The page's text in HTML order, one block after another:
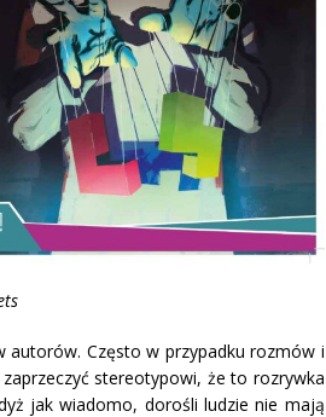
autorów. Często w przypadku rozmów i
stereotypowi, że to rozrywka
jak wiadomo, dorośli ludzie nie mają